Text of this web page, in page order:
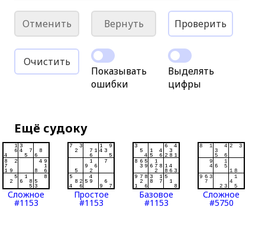
Отменить Вернуть Проверить
Очистить
Показывать
ошибки
Выделять
цифры
Ещё судоку
Сложное
#1153
Простое
#1153
Базовое
#1153
Сложное
#5750